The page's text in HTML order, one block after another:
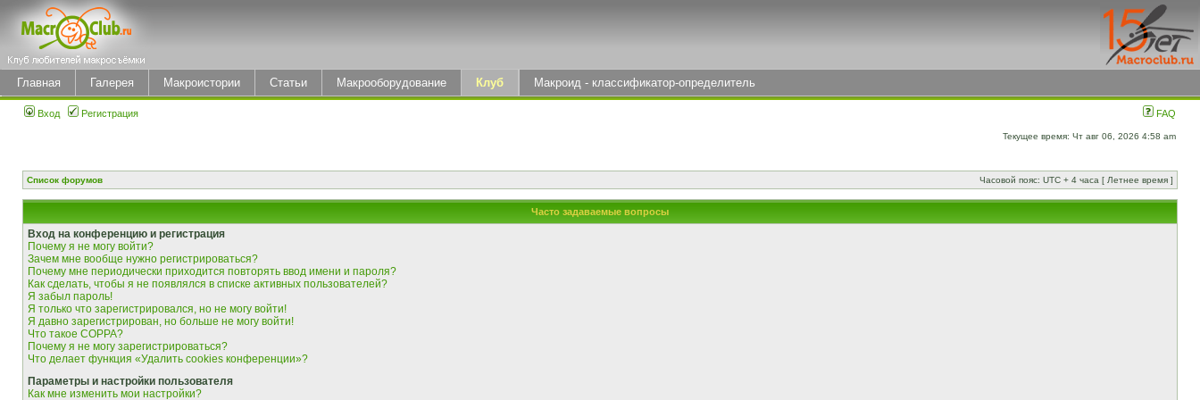
Главная Галерея Макроистории Статьи Макрооборудование Клуб Макроид - классификатор-определитель
Вход Регистрация FAQ
Текущее время: Чт авг 06, 2026 4:58 am
Список форумов Часовой пояс: UTC + 4 часа [ Летнее время ]
Часто задаваемые вопросы
Вход на конференцию и регистрация
Почему я не могу войти?
Зачем мне вообще нужно регистрироваться?
Почему мне периодически приходится повторять ввод имени и пароля?
Как сделать, чтобы я не появлялся в списке активных пользователей?
Я забыл пароль!
Я только что зарегистрировался, но не могу войти!
Я давно зарегистрирован, но больше не могу войти!
Что такое COPPA?
Почему я не могу зарегистрироваться?
Что делает функция «Удалить cookies конференции»?
Параметры и настройки пользователя
Как мне изменить мои настройки?